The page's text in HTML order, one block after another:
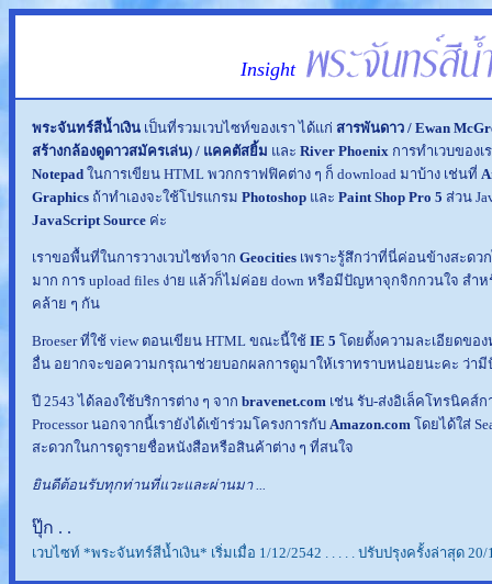
Insight
พระจันทร์สีน้ำเงิน เป็นที่รวมเวบไซท์ของเรา ได้แก่ สารพันดาว / Ewan
สร้างกล้องดูดาวสมัครเล่น) / แคคตัสยิ้ม และ River Phoenix การทำเวบของ
Notepad ในการเขียน HTML พวกกราฟฟิคต่าง ๆ ก็ download มาบ้าง เช่นที่
Graphics ถ้าทำเองจะใช้โปรแกรม Photoshop และ Paint Shop Pro 5 ส่วน
JavaScript Source ค่ะ
เราขอพื้นที่ในการวางเวบไซท์จาก Geocities เพราะรู้สึกว่าที่นี่ค่อนข้างสะดว
มาก การ upload files ง่าย แล้วก็ไม่ค่อย down หรือมีปัญหาจุกจิกกวนใจ สำห
คล้าย ๆ กัน
Broeser ที่ใช้ view ตอนเขียน HTML ขณะนี้ใช้ IE 5 โดยตั้งความละเอียดขอ
อื่น อยากจะขอความกรุณาช่วยบอกผลการดูมาให้เราทราบหน่อยนะคะ ว่ามี
ปี 2543 ได้ลองใช้บริการต่าง ๆ จาก bravenet.com เช่น รับ-ส่งอิเล็คโทรนิคส์ก
Processor นอกจากนี้เรายังได้เข้าร่วมโครงการกับ Amazon.com โดยได้ใส่
สะดวกในการดูรายชื่อหนังสือหรือสินค้าต่าง ๆ ที่สนใจ
ยินดีต้อนรับทุกท่านที่แวะและผ่านมา ...
ปุ๊ก . .
เวบไซท์ *พระจันทร์สีน้ำเงิน* เริ่มเมื่อ 1/12/2542 . . . . . ปรับปรุงครั้งล่าสุด 20/